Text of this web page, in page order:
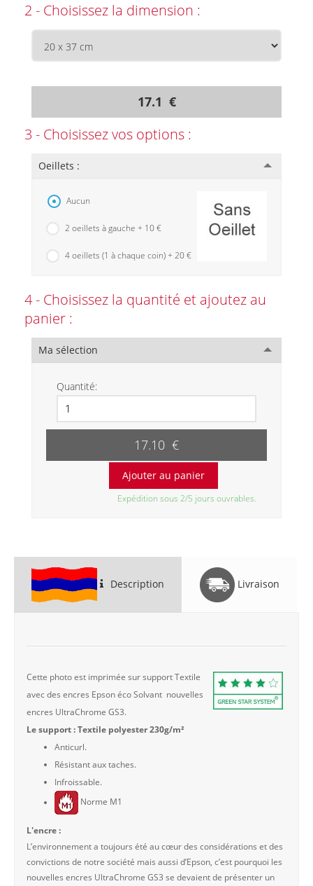
2 - Choisissez la dimension :
17.1 €
3 - Choisissez vos options :
Oeillets :
Aucun
2 oeillets à gauche + 10 €
4 oeillets (1 à chaque coin) + 20 €
4 - Choisissez la quantité et ajoutez au
panier :
Ma sélection
Quantité:
17.10 €
Expédition sous 2/5 jours ouvrables.
Description Livraison
Cette photo est imprimée sur support Textile
avec des encres Epson éco Solvant nouvelles
encres UltraChrome GS3.
Le support : Textile polyester 230g/m²
Anticurl.
Résistant aux taches.
Infroissable.
Norme M1
L'encre :
L’environnement a toujours été au cœur des considérations et des
convictions de notre société mais aussi d’Epson, c’est pourquoi les
nouvelles encres UltraChrome GS3 se devaient de présenter un